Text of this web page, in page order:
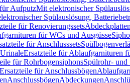
AufputzMit elektronischer
Spülauslösung,
für RenovierungssetsAbdeckplatten
für WCs und Ausgüsse
für Anschlusssets
Ersatzteile für Ablaufgarnituren
für RohrbogensiphonsSpülrohr- und
Ersatzteile für Anschlussbögen
AnschlussbögenAbdeckungen